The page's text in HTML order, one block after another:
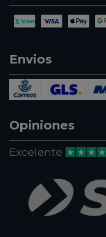
Envios
Opiniones
Excelente